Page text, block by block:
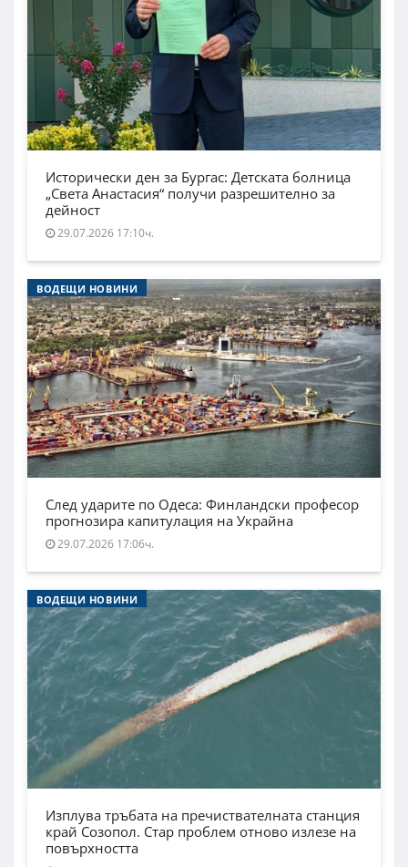
Исторически ден за Бургас: Детската болница
„Света Анастасия“ получи разрешително за
дейност
29.07.2026 17:10ч.
ВОДЕЩИ НОВИНИ
След ударите по Одеса: Финландски професор
прогнозира капитулация на Украйна
29.07.2026 17:06ч.
ВОДЕЩИ НОВИНИ
Изплува тръбата на пречиствателната станция
край Созопол. Стар проблем отново излезе на
повърхността